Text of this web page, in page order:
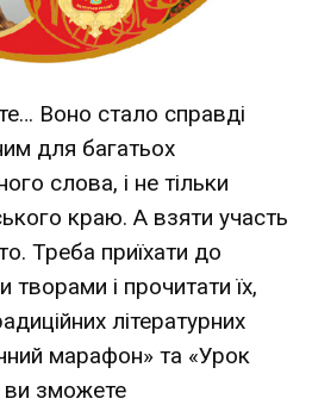
Воно стало справді
для багатьох
слова, і не тільки
краю. А взяти участь
Треба приїхати до
творами і прочитати їх,
літературних
марафон» та «Урок
ви зможете